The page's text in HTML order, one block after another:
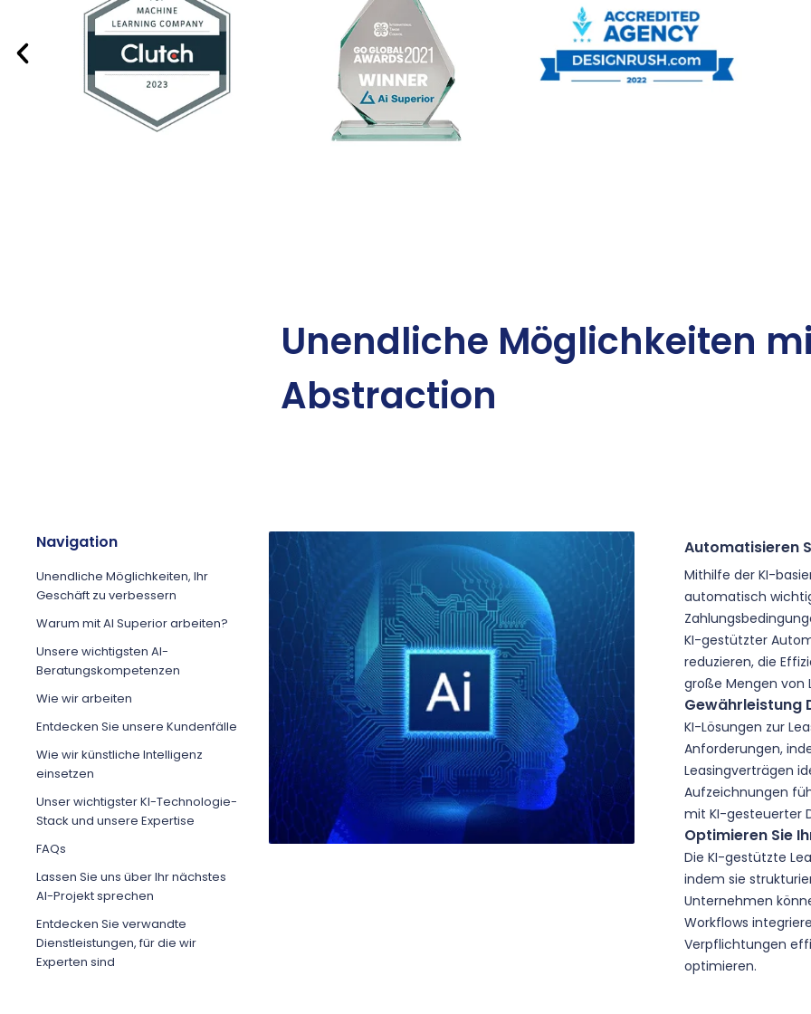
Unendliche Möglichkeiten
Abstraction
Navigation
Unendliche Möglichkeiten, Ihr
Geschäft zu verbessern
Warum mit AI Superior arbeiten?
Unsere wichtigsten AI-
Beratungskompetenzen
Wie wir arbeiten
Entdecken Sie unsere Kundenfälle
Wie wir künstliche Intelligenz
einsetzen
Unser wichtigster KI-Technologie-
Stack und unsere Expertise
FAQs
Lassen Sie uns über Ihr nächstes
AI-Projekt sprechen
Entdecken Sie verwandte
Dienstleistungen, für die wir
Experten sind
Automatisieren
Mithilfe der KI-
automatisch
KI-gestützter
reduzieren, die
große Mengen von
Gewährleistung
KI-Lösungen zur
Anforderungen,
Leasingverträgen
Aufzeichnungen
mit KI-gesteuerter
Optimieren Sie
Die KI-gestützte
indem sie
Unternehmen
Workflows
Verpflichtungen
optimieren.